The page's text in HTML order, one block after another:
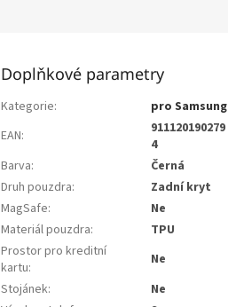
Doplňkové parametry
Kategorie:
pro Samsung
EAN:
911120190279
4
Barva:
Černá
Druh pouzdra:
Zadní kryt
MagSafe:
Ne
Materiál pouzdra:
TPU
Prostor pro kreditní
kartu:
Ne
Stojánek:
Ne